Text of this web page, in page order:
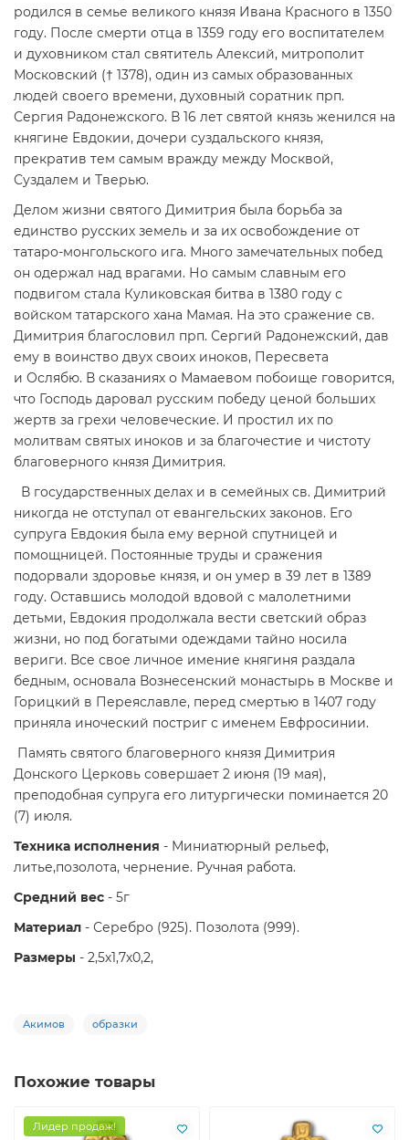
родился в семье великого князя Ивана Красного в 1350
году. После смерти отца в 1359 году его воспитателем
и духовником стал святитель Алексий, митрополит
Московский († 1378), один из самых образованных
людей своего времени, духовный соратник прп.
Сергия Радонежского. В 16 лет святой князь женился на
княгине Евдокии, дочери суздальского князя,
прекратив тем самым вражду между Москвой,
Суздалем и Тверью.
Делом жизни святого Димитрия была борьба за
единство русских земель и за их освобождение от
татаро-монгольского ига. Много замечательных побед
он одержал над врагами. Но самым славным его
подвигом стала Куликовская битва в 1380 году с
войском татарского хана Мамая. На это сражение св.
Димитрия благословил прп. Сергий Радонежский, дав
ему в воинство двух своих иноков, Пересвета
и Ослябю. В сказаниях о Мамаевом побоище говорится,
что Господь даровал русским победу ценой больших
жертв за грехи человеческие. И простил их по
молитвам святых иноков и за благочестие и чистоту
благоверного князя Димитрия.
В государственных делах и в семейных св. Димитрий
никогда не отступал от евангельских законов. Его
супруга Евдокия была ему верной спутницей и
помощницей. Постоянные труды и сражения
подорвали здоровье князя, и он умер в 39 лет в 1389
году. Оставшись молодой вдовой с малолетними
детьми, Евдокия продолжала вести светский образ
жизни, но под богатыми одеждами тайно носила
вериги. Все свое личное имение княгиня раздала
бедным, основала Вознесенский монастырь в Москве и
Горицкий в Переяславле, перед смертью в 1407 году
приняла иноческий постриг с именем Евфросинии.
Память святого благоверного князя Димитрия
Донского Церковь совершает 2 июня (19 мая),
преподобная супруга его литургически поминается 20
(7) июля.
Техника исполнения - Миниатюрный рельеф,
литье,позолота, чернение. Ручная работа.
Средний вес - 5г
Материал - Серебро (925). Позолота (999).
Размеры - 2,5х1,7х0,2,
Акимов образки
Похожие товары
Лидер продаж!